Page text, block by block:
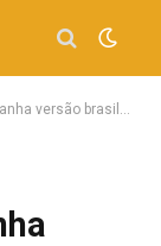
versão brasileira